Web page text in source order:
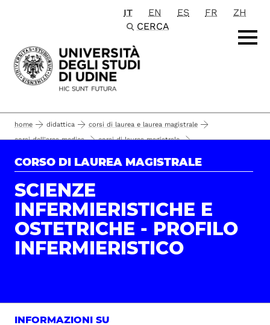
Passa al contenuto principale
IT EN ES FR
ZH
CERCA
home didattica
corsi di laurea e laurea magistrale
corsi dell'area medica
corsi di laurea magistrale
studiare commissioni degli esami di profitto
CORSO DI LAUREA MAGISTRALE
SCIENZE
INFERMIERISTICHE E
OSTETRICHE - PROFILO
INFERMIERISTICO
INFORMAZIONI SU